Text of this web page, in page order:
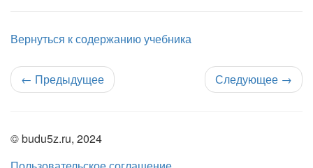
Вернуться к содержанию учебника
← Предыдущее Следующее →
© budu5z.ru, 2024